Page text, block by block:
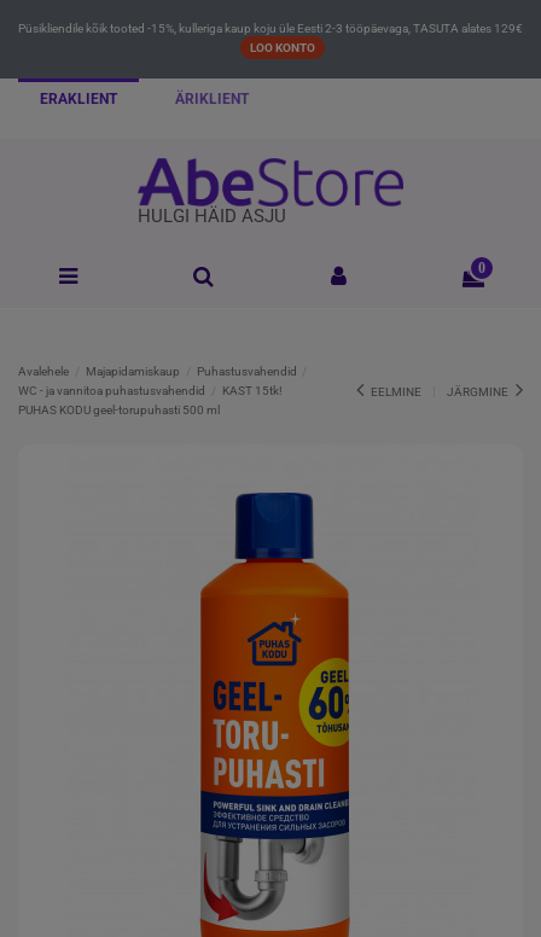
Püsikliendile kõik tooted -15%, kulleriga kaup koju üle Eesti 2-3 tööpäevaga, TASUTA alates 129€
LOO KONTO
ERAKLIENT ÄRIKLIENT
HULGI HÄID ASJU
0
Avalehele Majapidamiskaup
Puhastusvahendid
WC - ja vannitoa puhastusvahendid
KAST 15tk!
PUHAS KODU geel-torupuhasti 500 ml
EELMINE JÄRGMINE